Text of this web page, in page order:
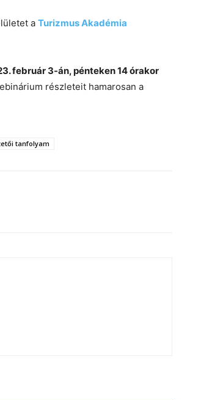
a Turizmus Akadémia
február 3-án, pénteken 14 órakor
részleteit hamarosan a
tanfolyam